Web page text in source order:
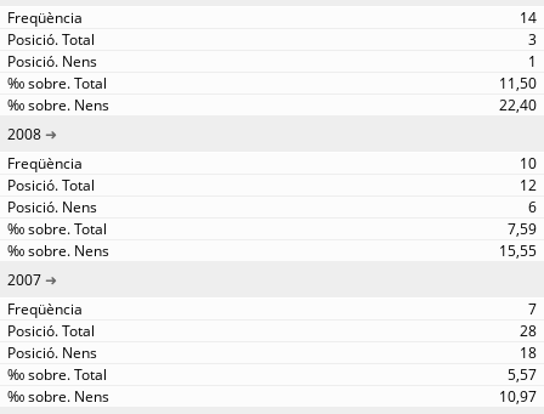
14
3
1
11,50
22,40
2008
10
12
6
7,59
15,55
2007
7
28
18
5,57
10,97